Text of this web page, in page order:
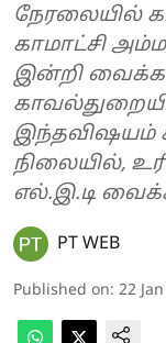
நேரலையில்
காமாட்சி
இன்றி
இந்தவிஷயம்
நிலையில்,
எல்.இ.டி
PT WEB
Published on: 22